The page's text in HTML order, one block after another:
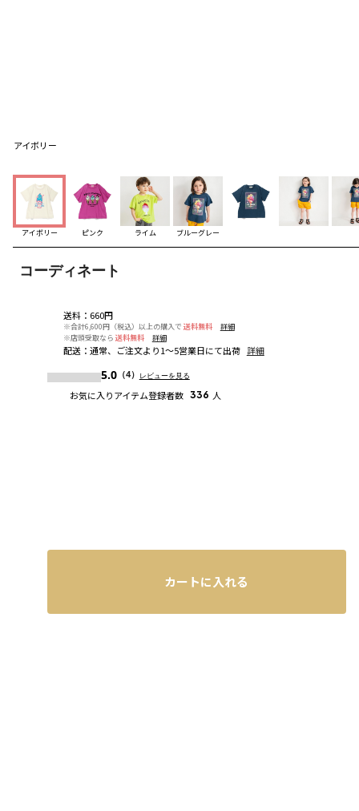
アイボリー
アイボリー ピンク ライム ブルーグレー
コーディネート
送料： 660円
※合計6,600円（税込）以上の購入で 送料無料
詳細
※店頭受取なら 送料無料 詳細
配送： 通常、ご注文より1～5営業日にて出荷 詳細
5.0（4） レビューを見る
お気に入りアイテム登録者数 336 人
カートに入れる